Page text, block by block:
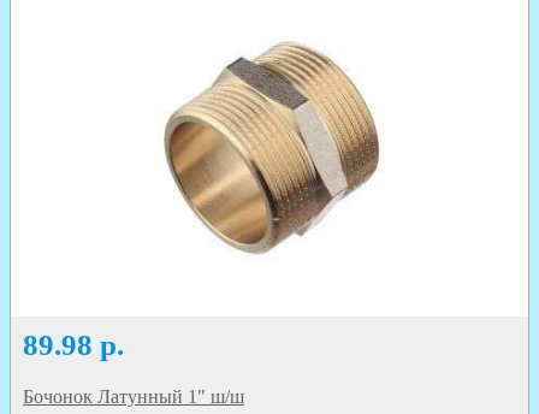
89.98 р.
Бочонок Латунный 1" ш/ш